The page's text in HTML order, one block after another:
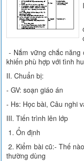
- Nắm vững chắc năng
khiến phù hợp với tình
II. Chuẩn bị:
- GV: soạn giáo án
- Hs: Học bài, Câu nghi
III. Tiến trình lên lớp
1. Ổn định
2. Kiểm bài cũ:- Thế
thường dùng